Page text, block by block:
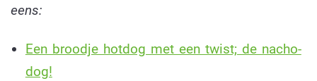
eens:
Een broodje hotdog met een twist; de nacho-
dog!